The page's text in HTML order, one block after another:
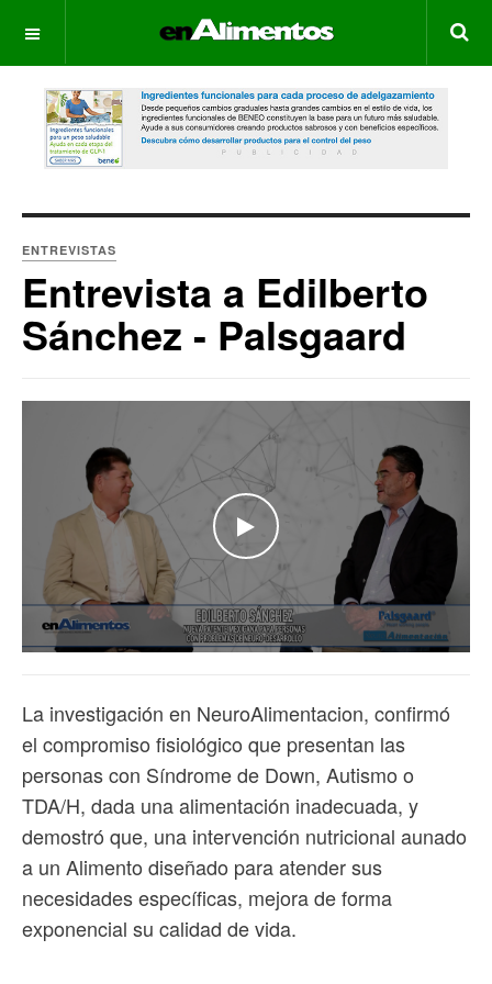
OFF CANVAS
ENTREVISTAS
Entrevista a Edilberto
Sánchez - Palsgaard
WATCH THE VIDEO
La investigación en NeuroAlimentacion, confirmó
el compromiso fisiológico que presentan las
personas con Síndrome de Down, Autismo o
TDA/H, dada una alimentación inadecuada, y
demostró que, una intervención nutricional aunado
a un Alimento diseñado para atender sus
necesidades específicas, mejora de forma
exponencial su calidad de vida.